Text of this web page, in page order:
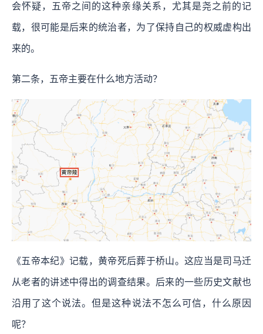
会怀疑，五帝之间的这种亲缘关系，尤其是尧之前的记
载，很可能是后来的统治者，为了保持自己的权威虚构出
来的。
第二条，五帝主要在什么地方活动？
《五帝本纪》记载，黄帝死后葬于桥山。这应当是司马迁
从老者的讲述中得出的调查结果。后来的一些历史文献也
沿用了这个说法。但是这种说法不怎么可信，什么原因
呢？